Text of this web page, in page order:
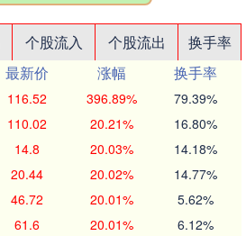
个股流入 个股流出
换手率
最新价 涨幅
换手率
116.52 396.89% 79.39%
110.02 20.21% 16.80%
14.8 20.03% 14.18%
20.44 20.02% 14.77%
46.72 20.01% 5.62%
61.6 20.01% 6.12%